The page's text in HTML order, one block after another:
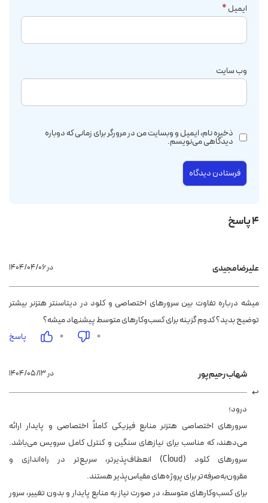
4 پاسخ
علیرضا مجیدی ۱۴۰۴/۰۴/۰۶ در
میشه درباره تفاوت بین سرورهای اختصاصی و کلود در دیتاسنتر هتزنر بیشتر
توضیح بدید؟ کدوم گزینه برای کسب‌وکارهای متوسط پیشنهاد میشه؟
۰
۰ پاسخ
شهاب رحیم پور ۱۴۰۴/۰۵/۱۳ در
درود؛
سرورهای اختصاصی هتزنر منابع فیزیکی کاملاً اختصاصی و پایدار ارائه
می‌دهند، که مناسب برای نیازهای سنگین و کنترل کامل سرویس می‌باشد.
سرورهای کلود (Cloud) انعطاف‌پذیرتر، سریع‌تر در راه‌اندازی و
مقرون‌به‌صرفه‌تر برای پروژه‌های مقیاس‌پذیر هستند.
برای کسب‌وکارهای متوسط، در صورت نیاز به منابع پایدار و بدون تغییر، سرور
ایمیل*
وب‌ سایت
ذخیره نام، ایمیل و وبسایت من در مرورگر برای زمانی که دوباره
دیدگاهی می‌نویسم.